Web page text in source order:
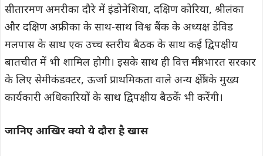
सीतारमण अमरीका दौरे में इंडोनेशिया, दक्षिण कोरिया, श्रीलंका
और दक्षिण अफ्रीका के साथ-साथ विश्व बैंक के अध्यक्ष डेविड
मलपास के साथ एक उच्च स्तरीय बैठक के साथ कई द्विपक्षीय
बातचीत में भी शामिल होगी। इसके साथ ही वित्त मंत्री भारत सरकार
के लिए सेमीकंडक्टर, ऊर्जा प्राथमिकता वाले अन्य क्षेत्रों के मुख्य
कार्यकारी अधिकारियों के साथ द्विपक्षीय बैठकें भी करेंगी।
जानिए आखिर क्यो ये दौरा है खास